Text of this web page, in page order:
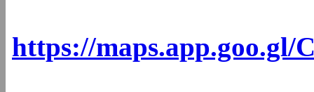
https://maps.app.goo.gl/